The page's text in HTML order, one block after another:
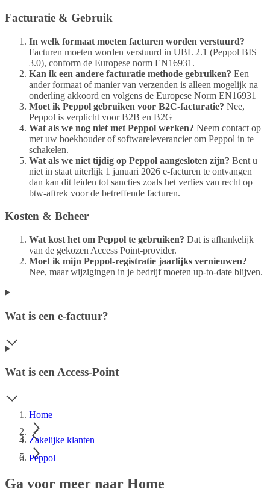
Facturatie & Gebruik
In welk formaat moeten facturen worden verstuurd?
Facturen moeten worden verstuurd in UBL 2.1 (Peppol BIS
3.0), conform de Europese norm EN16931.
Kan ik een andere facturatie methode gebruiken? Een
ander formaat of manier van verzenden is alleen mogelijk na
onderling akkoord en volgens de Europese Norm EN16931
Moet ik Peppol gebruiken voor B2C-facturatie? Nee,
Peppol is verplicht voor B2B en B2G
Wat als we nog niet met Peppol werken? Neem contact op
met uw boekhouder of softwareleverancier om Peppol in te
schakelen.
Wat als we niet tijdig op Peppol aangesloten zijn? Bent u
niet in staat uiterlijk 1 januari 2026 e-facturen te ontvangen
dan kan dit leiden tot sancties zoals het verlies van recht op
btw-aftrek voor de betreffende facturen.
Kosten & Beheer
Wat kost het om Peppol te gebruiken? Dat is afhankelijk
van de gekozen Access Point-provider.
Moet ik mijn Peppol-registratie jaarlijks vernieuwen?
Nee, maar wijzigingen in je bedrijf moeten up-to-date blijven.
Wat is een e-factuur?
Wat is een Access-Point
Home
Zakelijke klanten
Peppol
Ga voor meer naar Home